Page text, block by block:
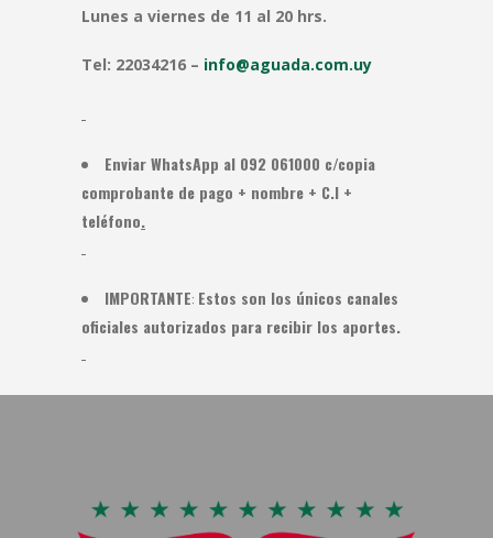
Lunes a viernes de 11 al 20 hrs.
Tel: 22034216 – info@aguada.com.uy
Enviar WhatsApp al 092 061000 c/copia
comprobante de pago + nombre + C.I +
teléfono.
IMPORTANTE: Estos son los únicos canales
oficiales autorizados para recibir los aportes.